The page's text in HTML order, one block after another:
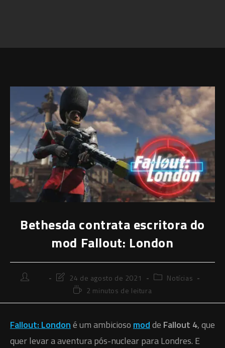
Bethesda contrata escritora do
mod Fallout: London
Autor
Última
modificação
post:
24 de agosto de 2021
Categoria
Notícias
Tempo2 minutos de leitura
Fallout: Londoné um ambicioso modde Fallout 4, que
quer levar a aventura pós-nuclear para Londres. E